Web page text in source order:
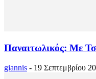
Παναιτωλικός: Με
giannis - 19 Σεπτεμβρίου